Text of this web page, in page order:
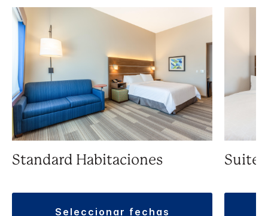
Standard Habitaciones
seleccionar fechas
Suite